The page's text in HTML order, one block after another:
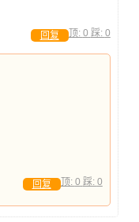
顶: 0 踩: 0
回复
顶: 0 踩: 0
回复